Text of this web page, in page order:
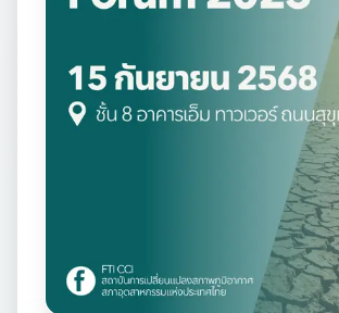
ช่วงเช้า
เวลา